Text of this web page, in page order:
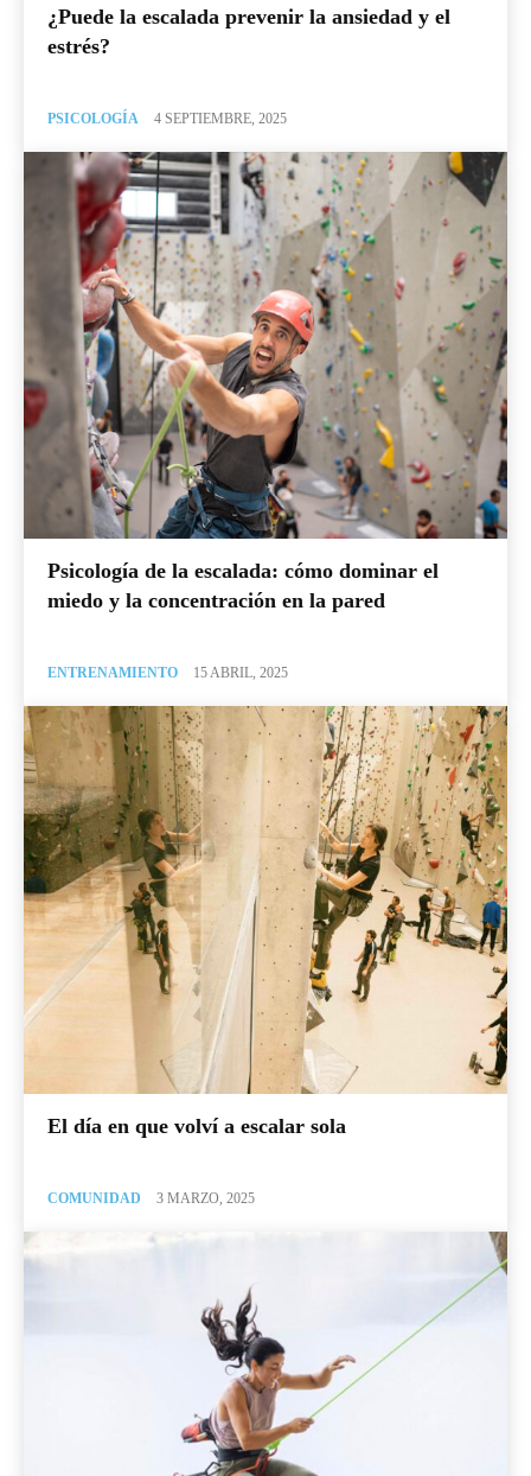
¿Puede la escalada prevenir la ansiedad y el
estrés?
PSICOLOGÍA 4 SEPTIEMBRE, 2025
Psicología de la escalada: cómo dominar el
miedo y la concentración en la pared
ENTRENAMIENTO 15 ABRIL, 2025
El día en que volví a escalar sola
COMUNIDAD 3 MARZO, 2025